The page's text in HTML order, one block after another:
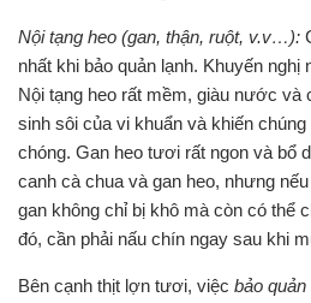
Nội tạng heo (gan, thận, ruột, v.v…):
nhất khi bảo quản lạnh. Khuyến nghị
Nội tạng heo rất mềm, giàu nước và
sinh sôi của vi khuẩn và khiến
chóng. Gan heo tươi rất ngon và bổ
canh cà chua và gan heo, nhưng
gan không chỉ bị khô mà còn có thể
đó, cần phải nấu chín ngay sau khi
Bên cạnh thịt lợn tươi, việc bảo